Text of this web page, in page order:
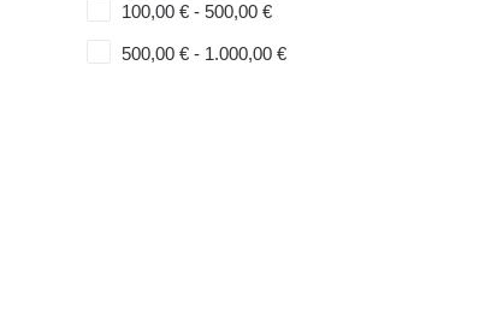
100,00 € - 500,00 €
500,00 € - 1.000,00 €